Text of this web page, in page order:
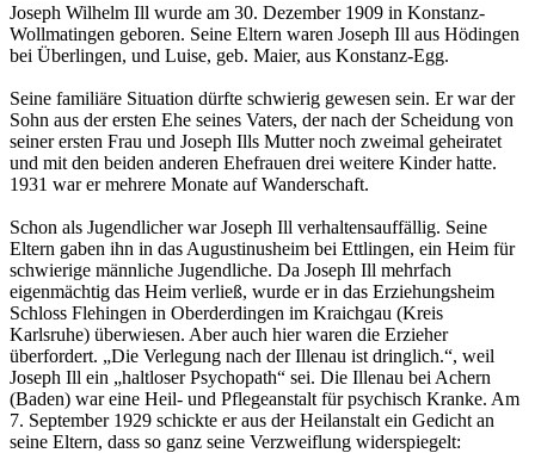
Joseph Wilhelm Ill wurde am 30. Dezember 1909 in Konstanz-
Wollmatingen geboren. Seine Eltern waren Joseph Ill aus Hödingen
bei Überlingen, und Luise, geb. Maier, aus Konstanz-Egg.
Seine familiäre Situation dürfte schwierig gewesen sein. Er war der
Sohn aus der ersten Ehe seines Vaters, der nach der Scheidung von
seiner ersten Frau und Joseph Ills Mutter noch zweimal geheiratet
und mit den beiden anderen Ehefrauen drei weitere Kinder hatte.
1931 war er mehrere Monate auf Wanderschaft.
Schon als Jugendlicher war Joseph Ill verhaltensauffällig. Seine
Eltern gaben ihn in das Augustinusheim bei Ettlingen, ein Heim für
schwierige männliche Jugendliche. Da Joseph Ill mehrfach
eigenmächtig das Heim verließ, wurde er in das Erziehungsheim
Schloss Flehingen in Ober­derdingen im Kraichgau (Kreis
Karlsruhe) überwiesen. Aber auch hier waren die Erzieher
überfordert. „Die Verlegung nach der Illenau ist dringlich.“, weil
Joseph Ill ein „haltloser Psychopath“ sei. Die Illenau bei Achern
(Baden) war eine Heil- und Pflegeanstalt für psychisch Kranke. Am
7. September 1929 schickte er aus der Heilanstalt ein Gedicht an
seine Eltern, dass so ganz seine Verzweiflung widerspiegelt: